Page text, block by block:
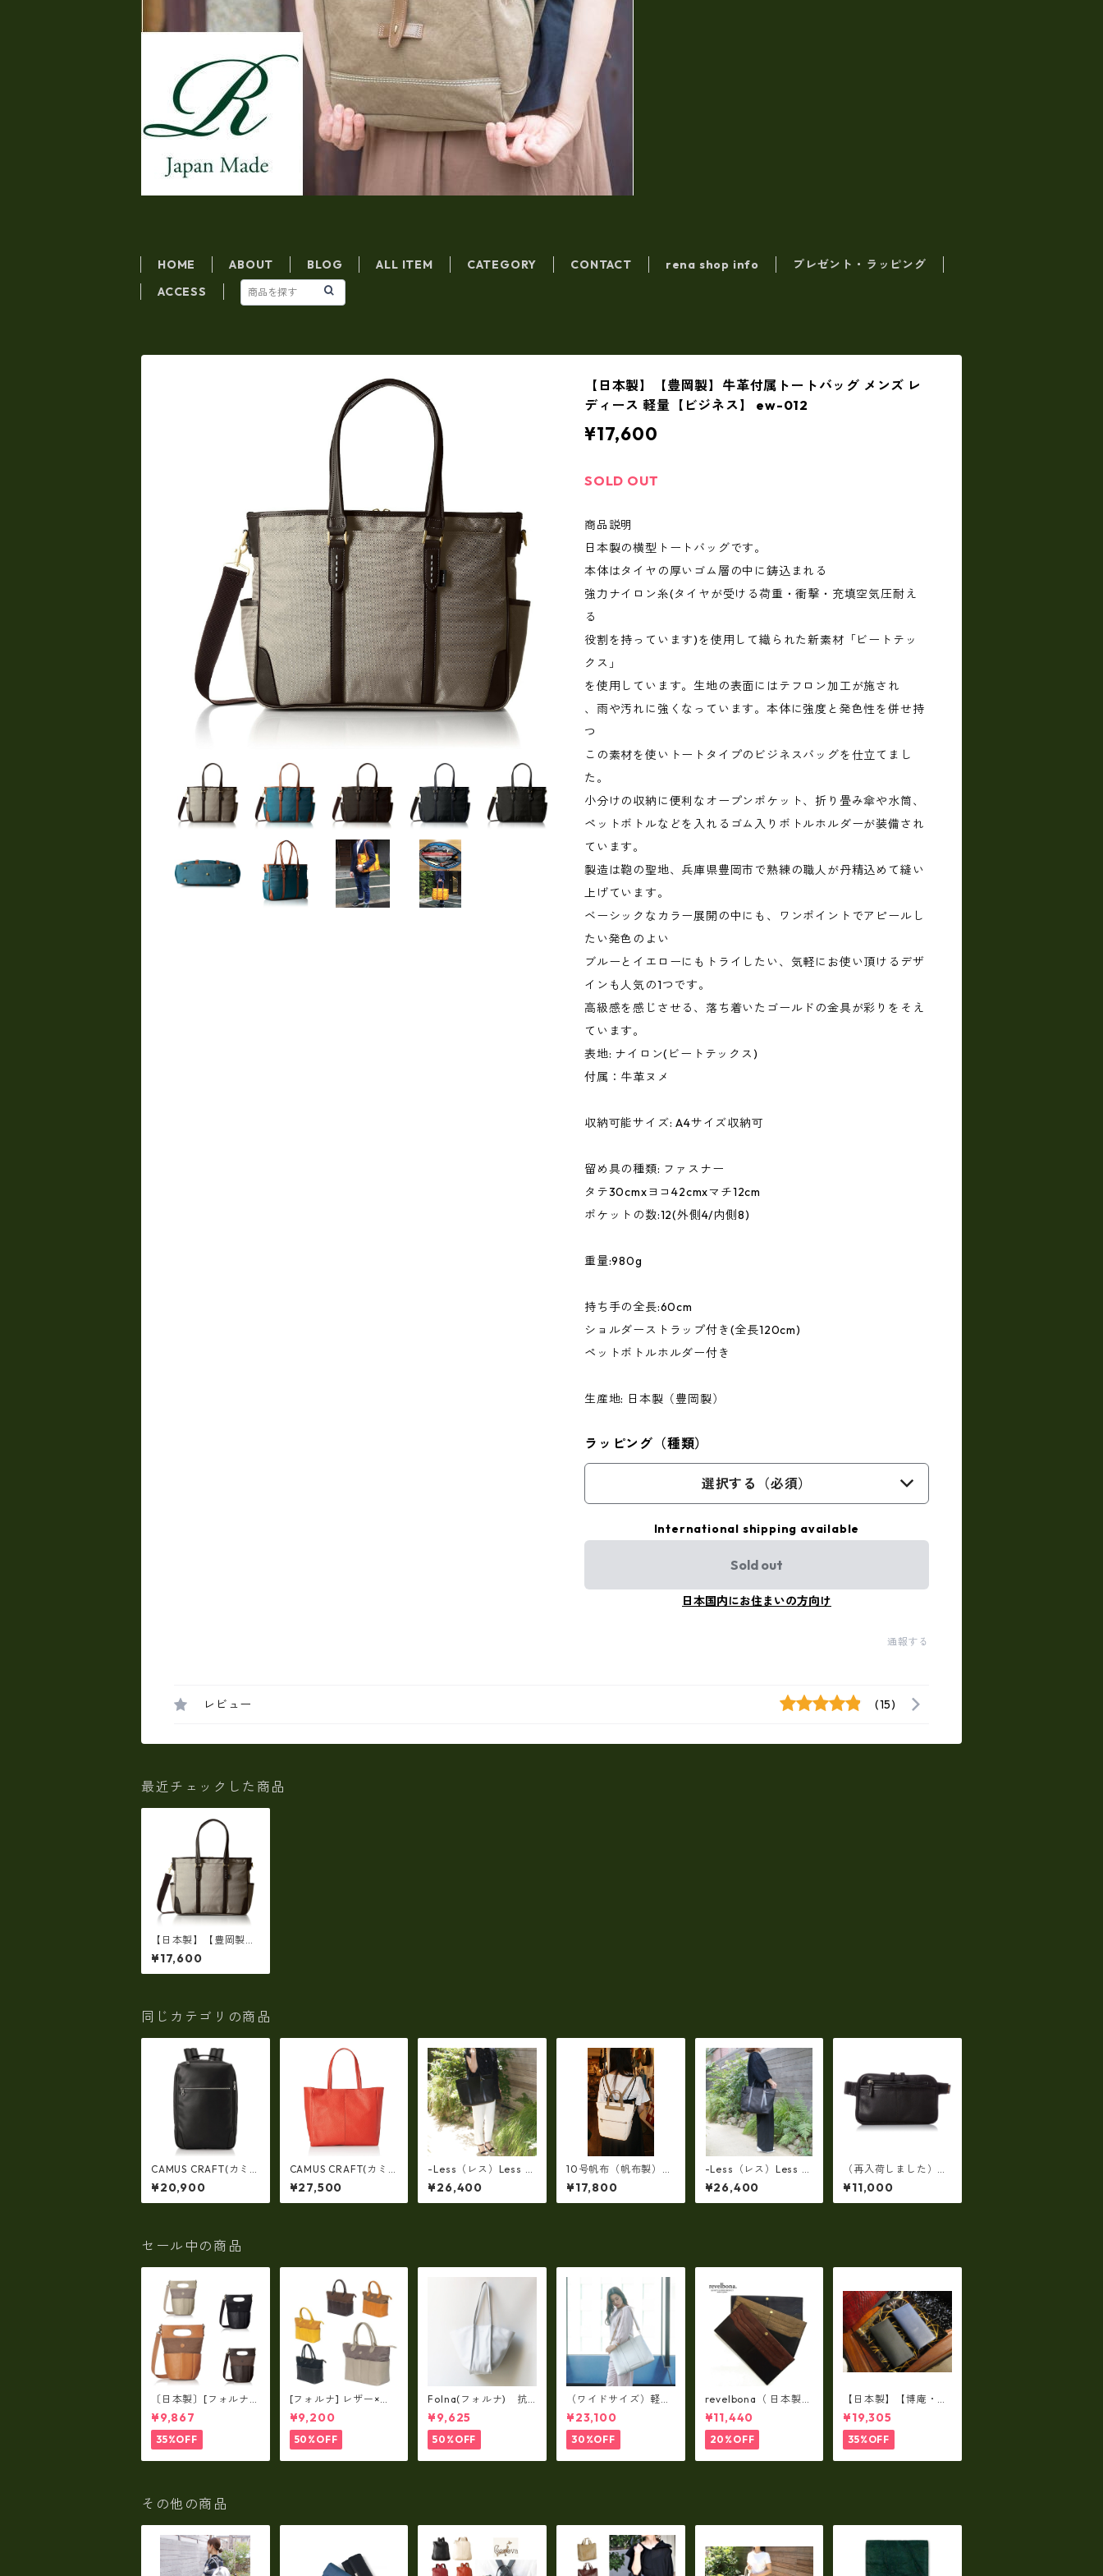
HOME ABOUT BLOG ALL ITEM CATEGORY CONTACT rena shop info
プレゼント・ラッピング
ACCESS
【日本製】【豊岡製】牛革付属トートバッグ メンズ レ
ディース 軽量【ビジネス】 ew-012
¥17,600
SOLD OUT
商品説明
日本製の横型トートバッグです。
本体はタイヤの厚いゴム層の中に鋳込まれる
強力ナイロン糸(タイヤが受ける荷重・衝撃・充填空気圧耐え
る
役割を持っています)を使用して織られた新素材「ビートテッ
クス」
を使用しています。生地の表面にはテフロン加工が施され
、雨や汚れに強くなっています。本体に強度と発色性を併せ持
つ
この素材を使いトートタイプのビジネスバッグを仕立てまし
た。
小分けの収納に便利なオープンポケット、折り畳み傘や水筒、
ペットボトルなどを入れるゴム入りボトルホルダーが装備され
ています。
製造は鞄の聖地、兵庫県豊岡市で熟練の職人が丹精込めて縫い
上げています。
ベーシックなカラー展開の中にも、ワンポイントでアピールし
たい発色のよい
ブルーとイエローにもトライしたい、気軽にお使い頂けるデザ
インも人気の1つです。
高級感を感じさせる、落ち着いたゴールドの金具が彩りをそえ
ています。
表地: ナイロン(ビートテックス)
付属：牛革ヌメ
収納可能サイズ: A4サイズ収納可
留め具の種類: ファスナー
タテ30cmxヨコ42cmxマチ12cm
ポケットの数:12(外側4/内側8)
重量:980g
持ち手の全長:60cm
ショルダーストラップ付き(全長120cm)
ペットボトルホルダー付き
生産地: 日本製（豊岡製）
ラッピング（種類）
選択する（必須）
International shipping available
Sold out
日本国内にお住まいの方向け
通報する
レビュー (15)
最近チェックした商品
【日本製】【豊岡製】
牛革付属トートバッグ
メンズ レディース 軽
量【ビジネス】 ew-01
¥17,600
同じカテゴリの商品
CAMUS CRAFT(カミ
ュクラフト) ビジネス
バッグ リュックサック
日本製 撥水 軽量 ユニ
¥20,900
CAMUS CRAFT(カミ
ュクラフト) ビジネス
バッグ トートバッグ
日本製 撥水 軽量 ユニ
¥27,500
-Less（レス）Less D
ESIGN(レスデザイン)S
carred Texture（牛
革）斜め掛け＆多機能
¥26,400
10号帆布（帆布製）M
a h L 革コンビ・リュ
ック 7M2-1144
¥17,800
-Less（レス）Less D
ESIGN(レスデザイン)S
carred Texture（牛
革）斜め掛け＆多機能
¥26,400
（再入荷しました）エ
ヴァウィン EVERWIN
日本製 【日本製】【レ
ザー】ウェストボディ
¥11,000
セール中の商品
〔日本製〕[フォルナ]
レザー×パラフィン筒
型2way シュリンクレ
ザー×79Aパラフィ
ン fo-259630
¥9,867
35%OFF
[フォルナ] レザー×パ
ラフィン筒型2way シ
ュリンクレザー×79A
パラフィン トートL f
o-259632
¥9,200
50%OFF
Folna(フォルナ) 抗
菌ソフトスムースレザ
ー トートバッグ / FOL
NA RD fo-083244
¥9,625
50%OFF
（ワイドサイズ）軽
量・牛革製品・2WAY
ヌメ革トートバッグ
（A3サイズ/日本製）
(高収納）ir-02G
¥23,100
30%OFF
revelbona（ 日本製）
国産牛革製・お札入
れ ロングウォレッ
ト rl-001
¥11,440
20%OFF
【日本製】【博庵・HI
ROAN】最高級牛革
（ボーテッド）札入
れ・長財布 ha-2153
5
¥19,305
35%OFF
その他の商品